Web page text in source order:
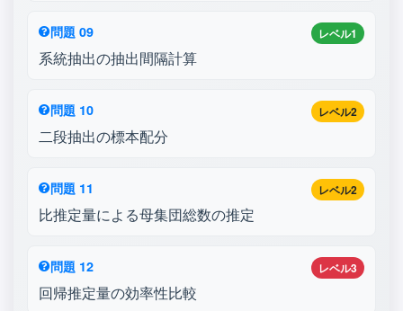
レベル1
問題 09
系統抽出の抽出間隔計算
レベル2
問題 10
二段抽出の標本配分
レベル2
問題 11
比推定量による母集団総数の推定
レベル3
問題 12
回帰推定量の効率性比較